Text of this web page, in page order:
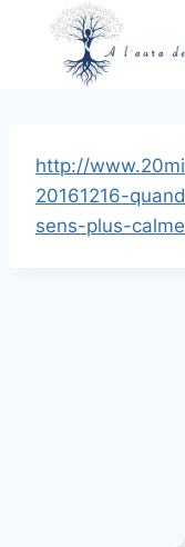
contenu
http://
20161216-
sens-plus-